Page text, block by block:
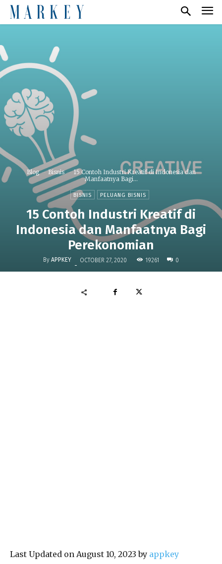
Blog Bisnis
15 Contoh Industri Kreatif di Indonesia dan
Manfaatnya Bagi...
BISNIS PELUANG BISNIS
15 Contoh Industri Kreatif di
Indonesia dan Manfaatnya Bagi
Perekonomian
By APPKEY - OCTOBER 27, 2020 19261 0
Last Updated on August 10, 2023 by appkey